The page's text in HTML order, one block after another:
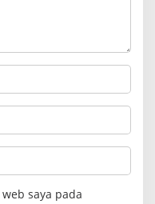
saya pada